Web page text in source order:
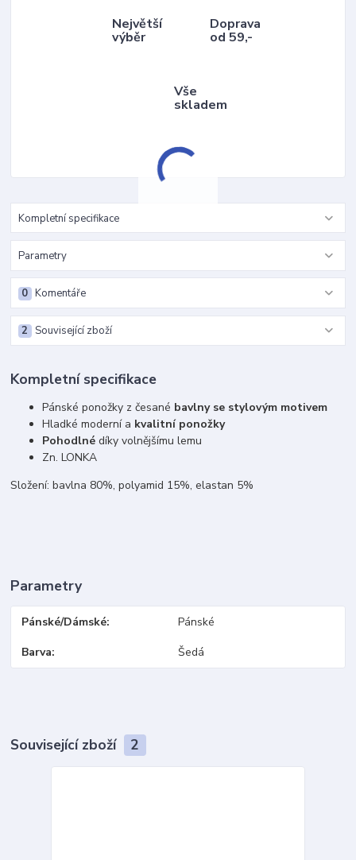
Největší
výběr
Doprava
od 59,-
Vše
skladem
Kompletní specifikace
Parametry
Komentáře
0
Související zboží
2
Kompletní specifikace
Pánské ponožky z česané bavlny se stylovým motivem
Hladké moderní a kvalitní ponožky
Pohodlné díky volnějšímu lemu
Zn. LONKA
Složení: bavlna 80%, polyamid 15%, elastan 5%
Parametry
Pánské/Dámské Pánské
Barva Šedá
Související zboží 2